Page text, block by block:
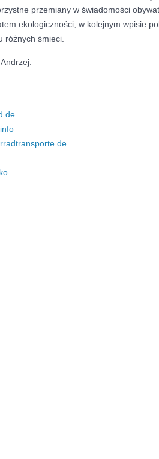
przemiany w świadomości
ekologiczności, w kolejnym wpisie
różnych śmieci.